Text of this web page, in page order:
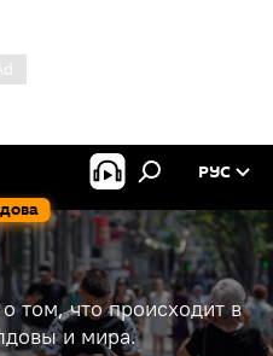
РУС
том, что происходит в
и мира.